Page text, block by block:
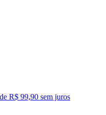
R$ 99,90 sem juros